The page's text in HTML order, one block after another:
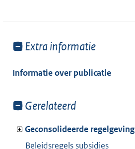
Toon
van:
Extra informatie
Informatie over publicatie
Toon
van:
Gerelateerd
Geconsolideerde regelgeving
Beleidsregels subsidies